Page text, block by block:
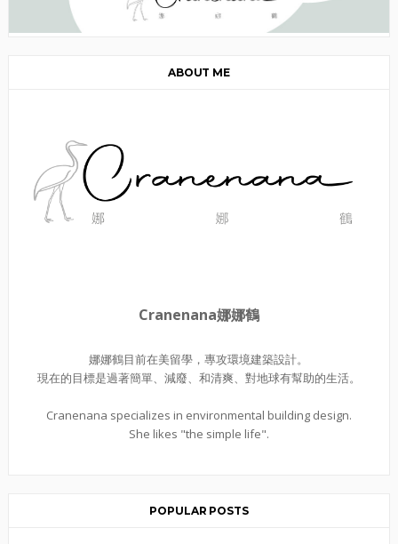
ABOUT ME
Cranenana娜娜鶴
娜娜鶴目前在美留學，專攻環境建築設計。
現在的目標是過著簡單、減廢、和清爽、對地球有幫助的生活。
Cranenana specializes in environmental building design.
She likes "the simple life".
POPULAR POSTS